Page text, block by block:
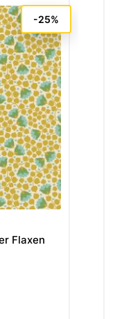
Flaxen
-25%